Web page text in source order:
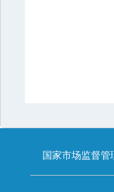
国家市场监督管